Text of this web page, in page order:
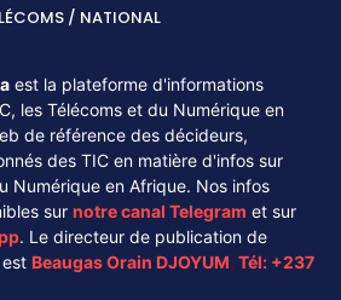
/ NATIONAL
est la plateforme d'informations
les Télécoms et du Numérique en
de référence des décideurs,
des TIC en matière d'infos sur
Numérique en Afrique. Nos infos
sur notre canal Telegram et sur
. Le directeur de publication de
Beaugas Orain DJOYUM. Tél: +237